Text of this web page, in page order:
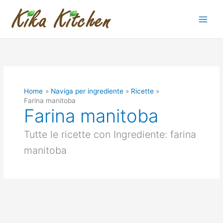
contenuto
Home Naviga per ingrediente
Ricette
Farina manitoba
Farina manitoba
Tutte le ricette con Ingrediente: farina
manitoba